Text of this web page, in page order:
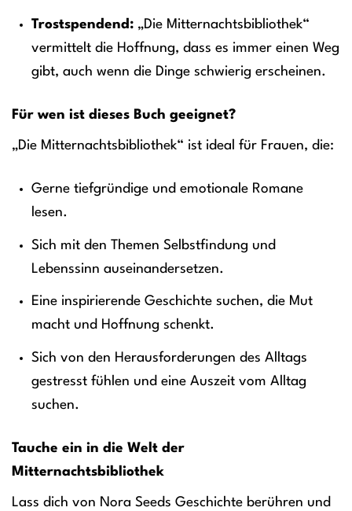
Trostspendend:„Die Mitternachtsbibliothek“
vermittelt die Hoffnung, dass es immer einen Weg
gibt, auch wenn die Dinge schwierig erscheinen.
Für wen ist dieses Buch geeignet?
„Die Mitternachtsbibliothek“ ist ideal für Frauen, die:
Gerne tiefgründige und emotionale Romane
lesen.
Sich mit den Themen Selbstfindung und
Lebenssinn auseinandersetzen.
Eine inspirierende Geschichte suchen, die Mut
macht und Hoffnung schenkt.
Sich von den Herausforderungen des Alltags
gestresst fühlen und eine Auszeit vom Alltag
suchen.
Tauche ein in die Welt der
Mitternachtsbibliothek
Lass dich von Nora Seeds Geschichte berühren und